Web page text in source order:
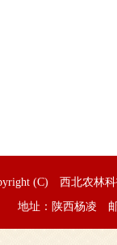
(C) 西北农林
地址：陕西杨凌